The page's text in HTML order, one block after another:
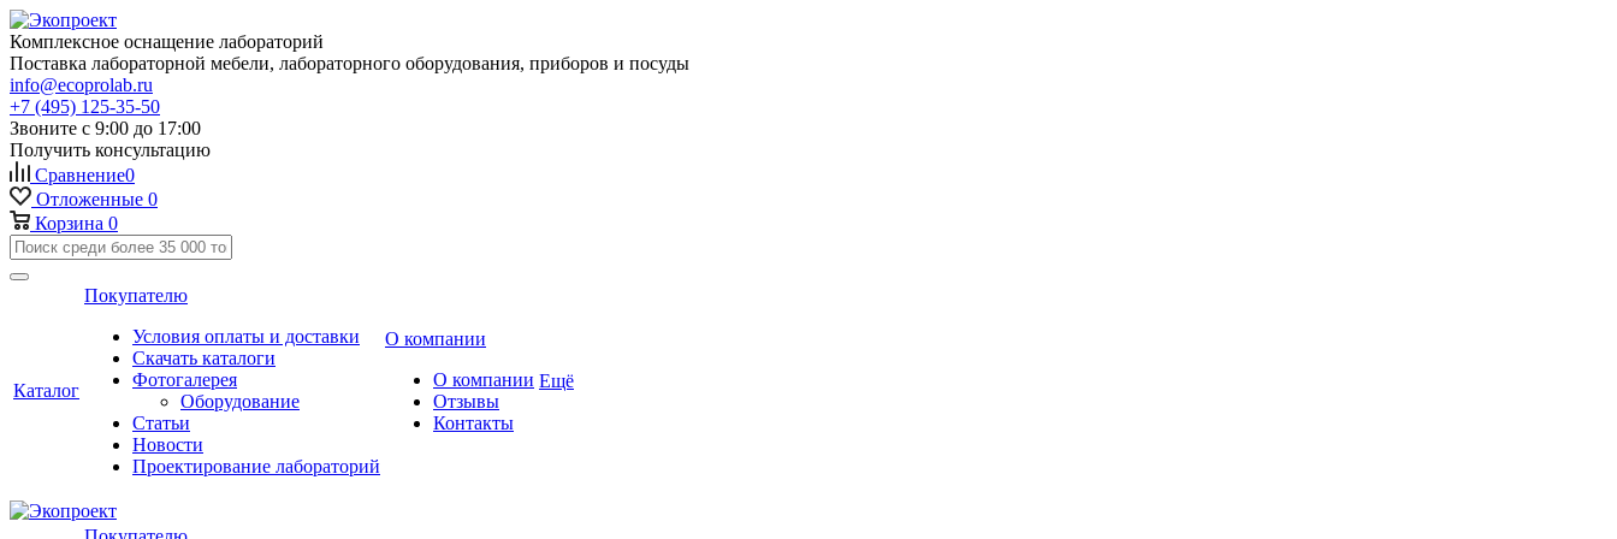
Комплексное оснащение лабораторий
Поставка лабораторной мебели, лабораторного оборудования, приборов и посуды
info@ecoprolab.ru
+7 (495) 125-35-50
Звоните с 9:00 до 17:00
Получить консультацию
Сравнение0
Отложенные 0
Корзина 0
Каталог
Покупателю
Условия оплаты и доставки
Скачать каталоги
Фотогалерея
Оборудование
Статьи
Новости
Проектирование лабораторий
О компании
О компании
Отзывы
Контакты
Ещё